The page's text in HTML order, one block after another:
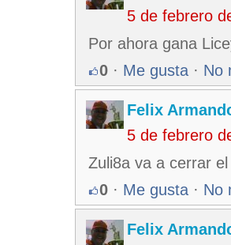
5 de febrero
Por ahora gana
0 · Me gusta · No
Felix
5 de febrero
Zuli8a va a cerrar
0 · Me gusta · No
Felix